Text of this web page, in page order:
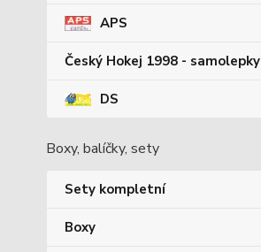
APS
Český Hokej 1998 - samolepky
DS
Boxy, balíčky, sety
Sety kompletní
Boxy